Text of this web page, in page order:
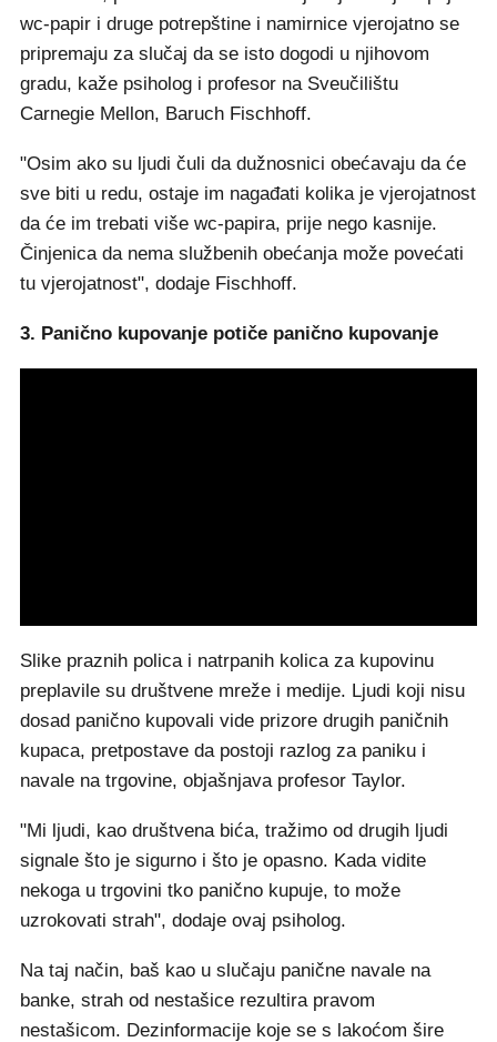
wc-papir i druge potrepštine i namirnice vjerojatno se
pripremaju za slučaj da se isto dogodi u njihovom
gradu, kaže psiholog i profesor na Sveučilištu
Carnegie Mellon, Baruch Fischhoff.
"Osim ako su ljudi čuli da dužnosnici obećavaju da će
sve biti u redu, ostaje im nagađati kolika je vjerojatnost
da će im trebati više wc-papira, prije nego kasnije.
Činjenica da nema službenih obećanja može povećati
tu vjerojatnost", dodaje Fischhoff.
3. Panično kupovanje potiče panično kupovanje
Slike praznih polica i natrpanih kolica za kupovinu
preplavile su društvene mreže i medije. Ljudi koji nisu
dosad panično kupovali vide prizore drugih paničnih
kupaca, pretpostave da postoji razlog za paniku i
navale na trgovine, objašnjava profesor Taylor.
"Mi ljudi, kao društvena bića, tražimo od drugih ljudi
signale što je sigurno i što je opasno. Kada vidite
nekoga u trgovini tko panično kupuje, to može
uzrokovati strah", dodaje ovaj psiholog.
Na taj način, baš kao u slučaju panične navale na
banke, strah od nestašice rezultira pravom
nestašicom. Dezinformacije koje se s lakoćom šire